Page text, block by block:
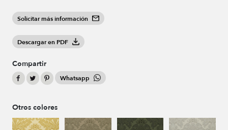
Solicitar más información
Descargar en PDF
Compartir
Whatsapp
Otros colores